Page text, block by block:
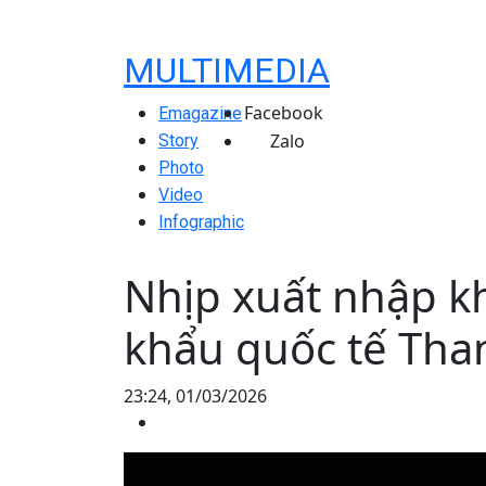
MULTIMEDIA
Emagazine
Story
Photo
Video
Infographic
Facebook
Zalo
Nhịp xuất nhập
khẩu quốc tế
23:24, 01/03/2026